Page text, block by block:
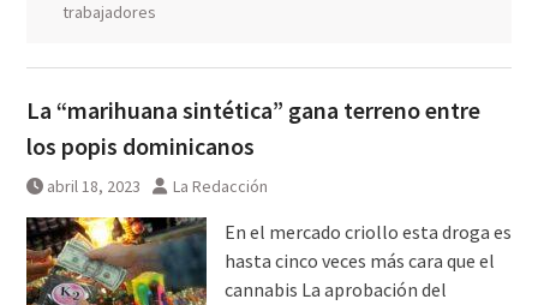
trabajadores
La “marihuana sintética” gana terreno entre
los popis dominicanos
abril 18, 2023 La Redacción
En el mercado criollo esta droga es
hasta cinco veces más cara que el
cannabis La aprobación del